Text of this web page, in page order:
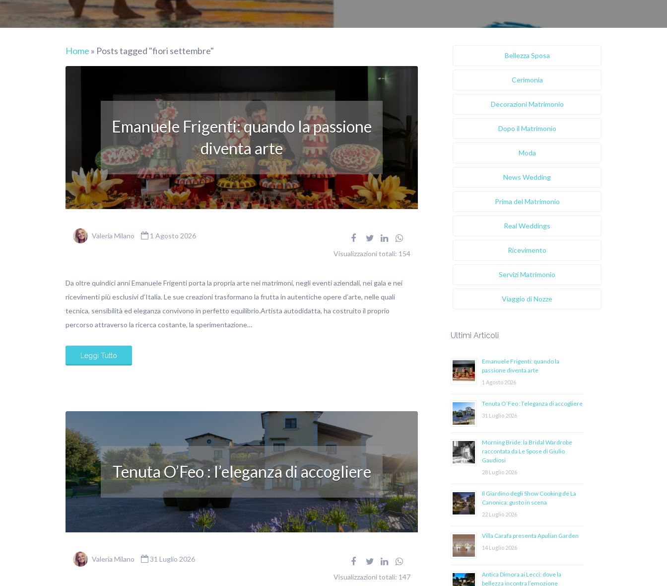
Home » Posts tagged "fiori settembre"
Emanuele Frigenti: quando la passione
diventa arte
Valeria Milano 1 Agosto 2026
Visualizzazioni totali: 154
Da oltre quindici anni Emanuele Frigenti porta la propria arte nei matrimoni, negli eventi aziendali, nei gala e nei
ricevimenti più esclusivi d’Italia. Le sue creazioni trasformano la frutta in autentiche opere d’arte, nelle quali
tecnica, sensibilità ed eleganza convivono in perfetto equilibrio.Artista autodidatta, ha costruito il proprio
percorso attraverso la ricerca costante, la sperimentazione…
Leggi Tutto
Tenuta O’Feo : l’eleganza di accogliere
Valeria Milano 31 Luglio 2026
Visualizzazioni totali: 147
Bellezza Sposa
Cerimonia
Decorazioni Matrimonio
Dopo il Matrimonio
Moda
News Wedding
Prima del Matrimonio
Real Weddings
Ricevimento
Servizi Matrimonio
Viaggio di Nozze
Ultimi Articoli
Emanuele Frigenti: quando la
passione diventa arte
1 Agosto 2026
Tenuta O’Feo : l’eleganza di accogliere
31 Luglio 2026
Morning Bride: la Bridal Wardrobe
raccontata da Le Spose di Giulio
Gaudiosi
28 Luglio 2026
Il Giardino degli Show Cooking de La
Canonica: gusto in scena
22 Luglio 2026
Villa Carafa presenta Apulian Garden
14 Luglio 2026
Antica Dimora ai Lecci: dove la
bellezza incontra l’emozione